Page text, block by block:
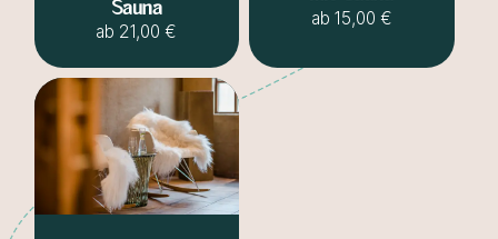
Sauna
ab 21,00 €
ab 15,00 €